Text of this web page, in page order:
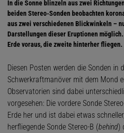
In die Sonne blinzeln aus zwei
beiden Stereo-Sonden beobachten
aus zwei verschiedenen Blickwinkeln –
Darstellungen dieser Eruptionen
Erde voraus, die zweite hinterher fliegen.
Diesen Posten werden die Sonden in
Schwerkraftmanöver mit dem Mond
Observatorien sind dabei
vorgesehen: Die vordere Sonde
Erde her und ist dabei etwas
herfliegende Sonde Stereo-B (behind)